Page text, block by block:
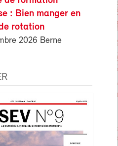
: Bien manger en
rotation
2026 Berne